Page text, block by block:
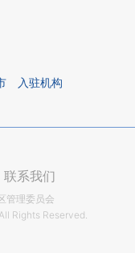
入驻机构
联系我们
管理委员会
Rights Reserved.